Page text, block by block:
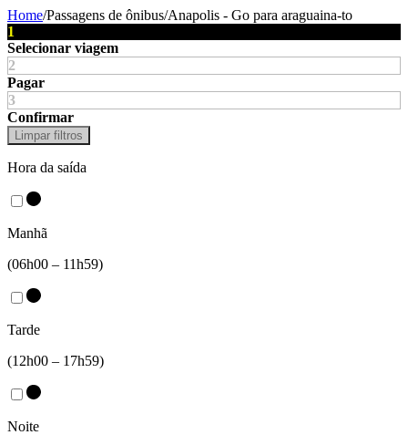
Home/Passagens de ônibus/Anapolis - Go para araguaina-to
1
Selecionar viagem
2
Pagar
3
Confirmar
Limpar filtros
Hora da saída
Manhã
(06h00 – 11h59)
Tarde
(12h00 – 17h59)
Noite